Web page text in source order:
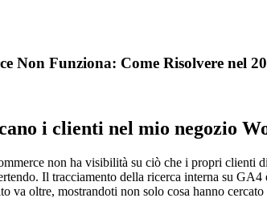
Non Funziona: Come Risolvere nel
i clienti nel mio negozio
non ha visibilità su ciò che i propri clienti
Il tracciamento della ricerca interna su
va oltre, mostrandoti non solo cosa hanno